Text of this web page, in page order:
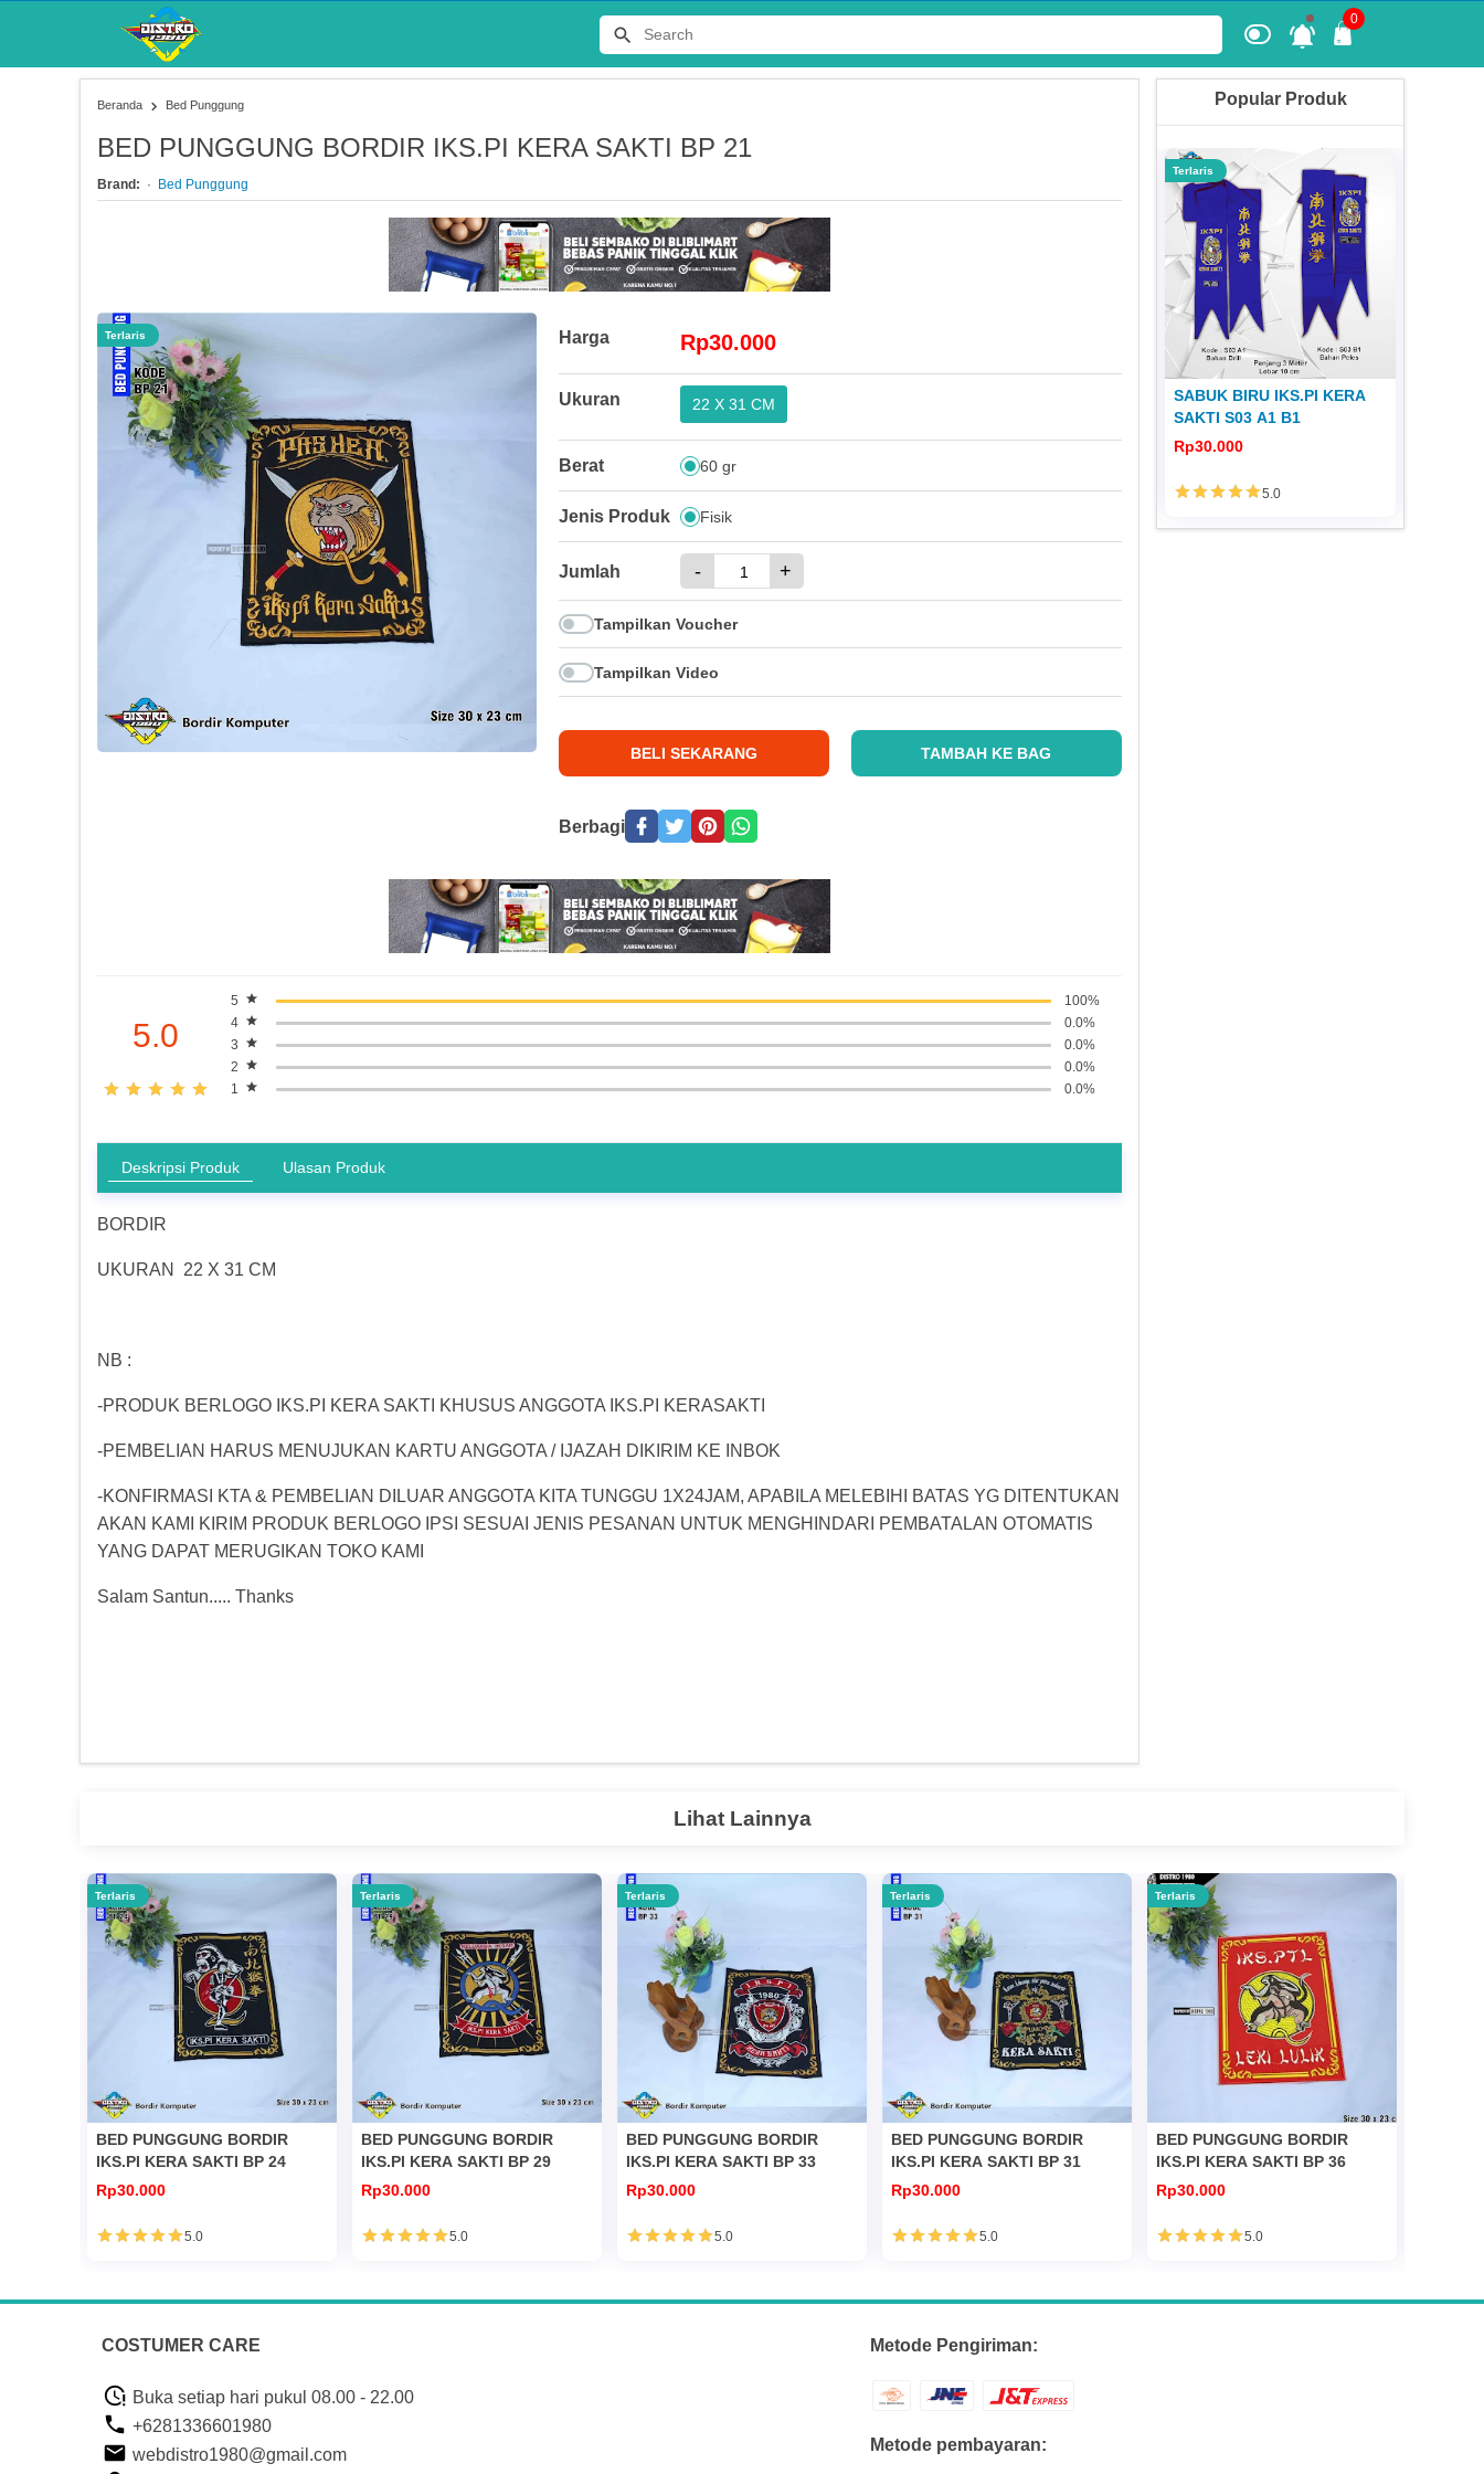
0
Beranda Bed Punggung
BED PUNGGUNG BORDIR IKS.PI KERA SAKTI BP 21
Brand: Bed Punggung
Terlaris Harga Rp30.000
Ukuran 22 X 31 CM
Berat 60 gr
Jenis Produk Fisik
Jumlah - +
Tampilkan Voucher
Tampilkan Video
BELI SEKARANG TAMBAH KE BAG
Berbagi
5.0
5
100%
4
0.0%
3
0.0%
2
0.0%
1
0.0%
Deskripsi Produk Ulasan Produk
BORDIR
UKURAN 22 X 31 CM
NB :
-PRODUK BERLOGO IKS.PI KERA SAKTI KHUSUS ANGGOTA IKS.PI KERASAKTI
-PEMBELIAN HARUS MENUJUKAN KARTU ANGGOTA / IJAZAH DIKIRIM KE INBOK
-KONFIRMASI KTA & PEMBELIAN DILUAR ANGGOTA KITA TUNGGU 1X24JAM, APABILA MELEBIHI BATAS YG DITENTUKAN
AKAN KAMI KIRIM PRODUK BERLOGO IPSI SESUAI JENIS PESANAN UNTUK MENGHINDARI PEMBATALAN OTOMATIS
YANG DAPAT MERUGIKAN TOKO KAMI
Salam Santun..... Thanks
Popular Produk
Rp65.000
5.0
Terlaris
SABUK BIRU IKS.PI KERA
SAKTI S03 A1 B1
Rp30.000
5.0
Lihat Lainnya
Terlaris
BED PUNGGUNG BORDIR
IKS.PI KERA SAKTI BP 24
Rp30.000
5.0
Terlaris
BED PUNGGUNG BORDIR
IKS.PI KERA SAKTI BP 29
Rp30.000
5.0
Terlaris
BED PUNGGUNG BORDIR
IKS.PI KERA SAKTI BP 33
Rp30.000
5.0
Terlaris
BED PUNGGUNG BORDIR
IKS.PI KERA SAKTI BP 31
Rp30.000
5.0
Terlaris
BED PUNGGUNG BORDIR
IKS.PI KERA SAKTI BP 36
Rp30.000
5.0
COSTUMER CARE
Buka setiap hari pukul 08.00 - 22.00
+6281336601980
webdistro1980@gmail.com
Metode Pengiriman:
Metode pembayaran: